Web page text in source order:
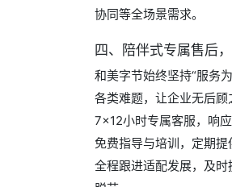
协同等全场景需求。
四、陪伴式专属售后
和美字节始终坚持“服务
各类难题，让企业无后顾
7×12小时专属客服，响
免费指导与培训，定期
全程跟进适配发展，及